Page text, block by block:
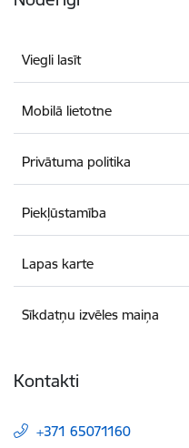
Viegli lasīt
Mobilā lietotne
Privātuma politika
Piekļūstamība
Lapas karte
Sīkdatņu izvēles maiņa
Kontakti
+371 65071160